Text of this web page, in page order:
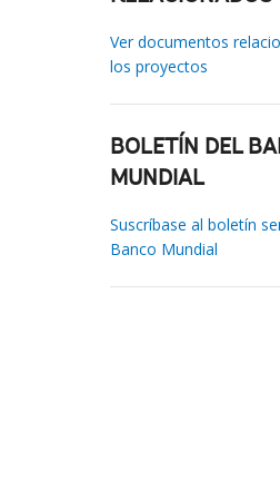
Ver documentos
los proyectos
BOLETÍN DEL
MUNDIAL
Suscríbase al boletín
Banco Mundial